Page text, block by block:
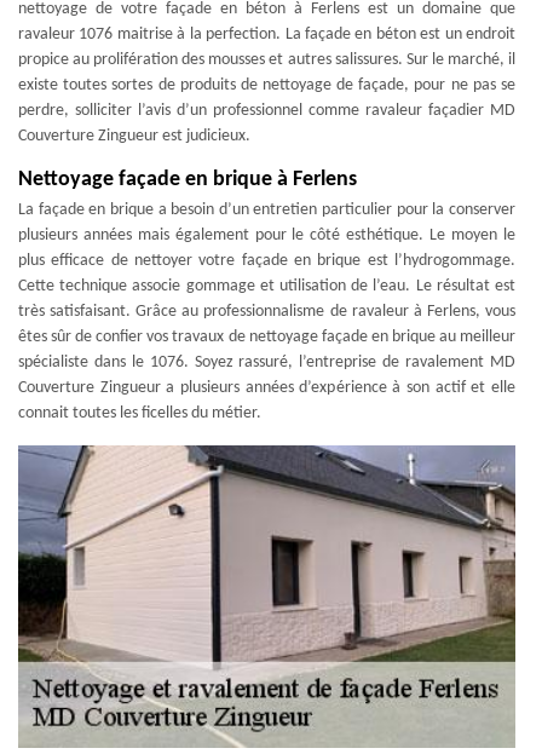
nettoyage de votre façade en béton à Ferlens est un domaine que
ravaleur 1076 maitrise à la perfection. La façade en béton est un endroit
propice au prolifération des mousses et autres salissures. Sur le marché, il
existe toutes sortes de produits de nettoyage de façade, pour ne pas se
perdre, solliciter l’avis d’un professionnel comme ravaleur façadier MD
Couverture Zingueur est judicieux.
Nettoyage façade en brique à Ferlens
La façade en brique a besoin d’un entretien particulier pour la conserver
plusieurs années mais également pour le côté esthétique. Le moyen le
plus efficace de nettoyer votre façade en brique est l’hydrogommage.
Cette technique associe gommage et utilisation de l’eau. Le résultat est
très satisfaisant. Grâce au professionnalisme de ravaleur à Ferlens, vous
êtes sûr de confier vos travaux de nettoyage façade en brique au meilleur
spécialiste dans le 1076. Soyez rassuré, l’entreprise de ravalement MD
Couverture Zingueur a plusieurs années d’expérience à son actif et elle
connait toutes les ficelles du métier.